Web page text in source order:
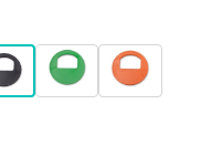
SchwarzGrün Orange